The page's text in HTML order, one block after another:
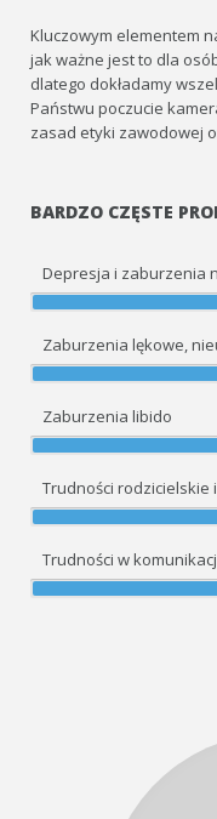
Kluczowym elementem
jak ważne jest to dla
dlatego dokładamy
Państwu poczucie
zasad etyki zawodowej
BARDZO CZĘSTE
Depresja i zaburzenia
Zaburzenia lękowe,
Zaburzenia libido
Trudności rodzicielskie
Trudności w